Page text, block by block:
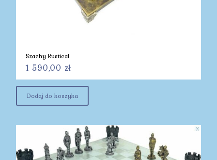
Szachy Rustical
1 590,00 zł
Dodaj do koszyka